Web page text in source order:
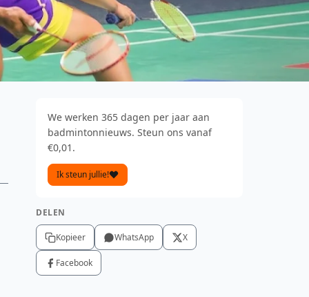
We werken 365 dagen per jaar aan
badmintonnieuws. Steun ons vanaf
€0,01.
Ik steun jullie!
DELEN
Kopieer WhatsApp X
Facebook